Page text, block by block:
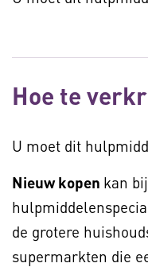
Hoe te
U moet dit
Nieuw kopen kan
de grotere
supermarkten die